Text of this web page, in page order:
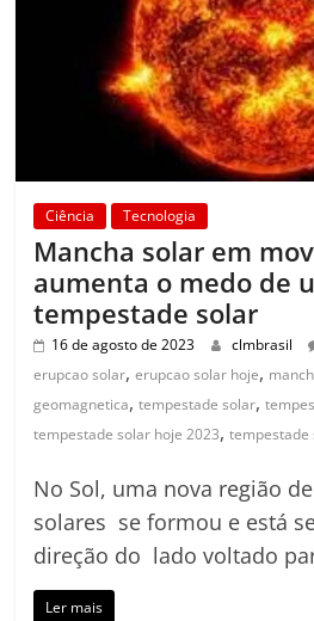
Ciência Tecnologia
Mancha solar em
aumenta o medo de
tempestade solar
16 de agosto de 2023 clmbrasil
erupcao solar,erupcao solar hoje,
geomagnetica,tempestade solar,
tempestade solar hoje 2023,tempestade
No Sol, uma nova região
solares se formou e está
direção do lado voltado
Ler mais